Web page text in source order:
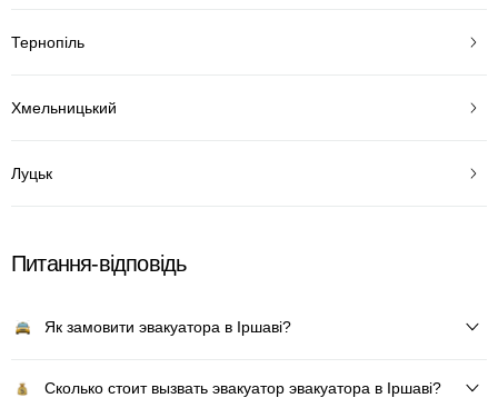
Тернопіль
Хмельницький
Луцьк
Питання-відповідь
Як замовити эвакуатора в Іршаві?
Сколько стоит вызвать эвакуатор эвакуатора в Іршаві?